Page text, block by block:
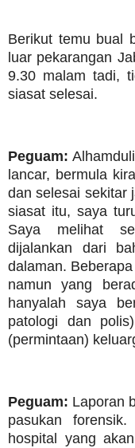
Berikut temu bual
luar pekarangan
9.30 malam tadi,
siasat selesai.
Peguam:
lancar, bermula
dan selesai sekitar
siasat itu, saya
Saya melihat
dijalankan dari
dalaman.
namun yang
hanyalah saya
patologi dan
(permintaan)
Peguam: Laporan
pasukan
hospital yang